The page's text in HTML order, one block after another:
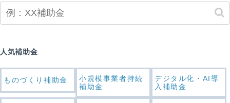
人気補助金
ものづくり補助金
小規模事業者持続
補助金
デジタル化・AI導
入補助金